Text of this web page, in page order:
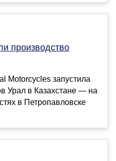
производство
Motorcycles запустила
Урал в Казахстане — на
в Петропавловске